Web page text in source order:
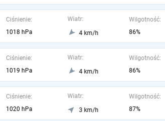
Ciśnienie:
1018 hPa
Wiatr:
4 km/h
Wilgotność:
86%
Ciśnienie:
1019 hPa
Wiatr:
4 km/h
Wilgotność:
86%
Ciśnienie:
1020 hPa
Wiatr:
3 km/h
Wilgotność:
87%